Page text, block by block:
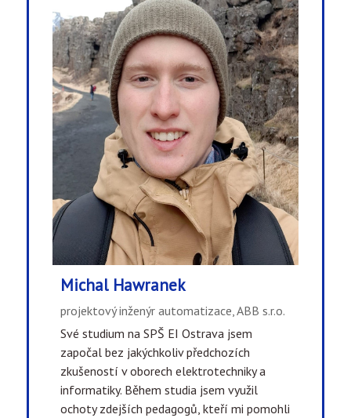
Michal Hawranek
projektový inženýr automatizace, ABB s.r.o.
Své studium na SPŠ EI Ostrava jsem
započal bez jakýchkoliv předchozích
zkušeností v oborech elektrotechniky a
informatiky. Během studia jsem využil
ochoty zdejších pedagogů, kteří mi pomohli